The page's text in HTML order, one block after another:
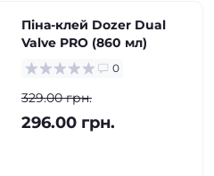
Піна-клей Dozer Dual
Valve PRO (860 мл)
0
329.00 грн.
296.00 грн.